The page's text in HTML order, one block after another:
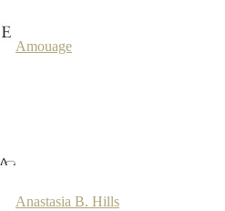
Amouage
Anastasia B. Hills